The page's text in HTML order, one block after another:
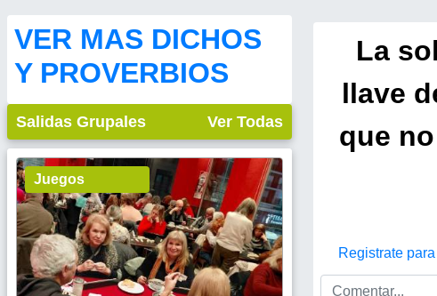
VER MAS DICHOS
Y PROVERBIOS
Salidas Grupales Ver Todas
Juegos
La
llave
que
Registrate